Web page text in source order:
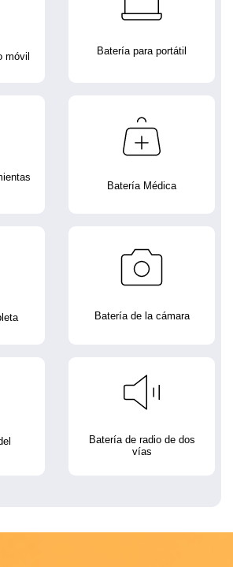
móvil Batería para portátil
Batería Médica
Batería de la cámara
Batería de radio de dos
vías